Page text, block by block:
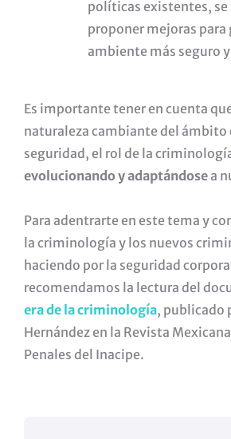
políticas existentes, se
proponer mejoras para
ambiente más seguro
Es importante tener en cuenta
naturaleza cambiante del ámbito
seguridad, el rol de la
evolucionando y adaptándosea
Para adentrarte en este tema y
la criminología y los nuevos
haciendo por la seguridad
recomendamos la lectura del
era de la criminología, publicado
Hernández en la Revista
Penales del Inacipe.